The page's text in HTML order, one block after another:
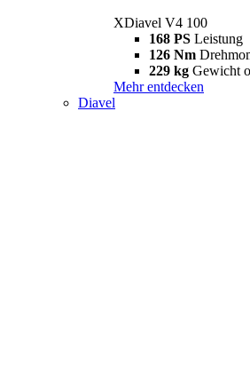
XDiavel V4 100
168 PS Leistung
126 Nm
229 kg Gewicht
Mehr entdecken
Diavel